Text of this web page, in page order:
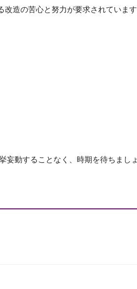
改造の苦心と努力が要求されています
妄動することなく、時期を待ちましょ